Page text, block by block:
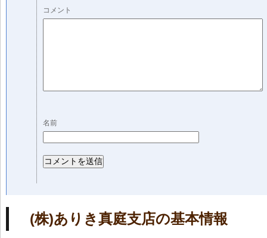
コメント
名前
(株)ありき真庭支店の基本情報